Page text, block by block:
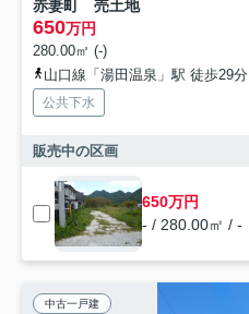
赤妻町 売土地
650万円
280.00㎡ (-)
山口線「湯田温泉」駅 徒歩29分
公共下水
販売中の区画
650万円
- / 280.00㎡ / -
中古一戸建